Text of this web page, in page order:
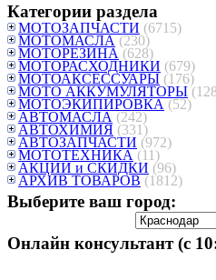
Категории раздела
МОТОЗАПЧАСТИ (6715)
МОТОМАСЛА (230)
МОТОРЕЗИНА (628)
МОТОРАСХОДНИКИ (679)
МОТОАКСЕССУАРЫ (176)
МОТО АККУМУЛЯТОРЫ
МОТОЭКИПИРОВКА (52)
АВТОМАСЛА (242)
АВТОХИМИЯ (331)
АВТОЗАПЧАСТИ (972)
МОТОТЕХНИКА (11)
АКЦИИ и СКИДКИ (96)
АРХИВ ТОВАРОВ (1812)
Выберите ваш город:
Онлайн консультант (с